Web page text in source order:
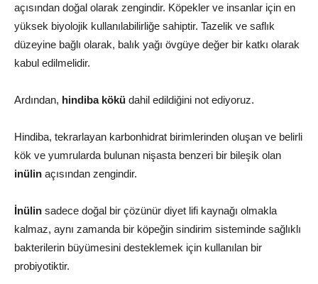
açısından doğal olarak zengindir. Köpekler ve insanlar için en
yüksek biyolojik kullanılabilirliğe sahiptir. Tazelik ve saflık
düzeyine bağlı olarak, balık yağı övgüye değer bir katkı olarak
kabul edilmelidir.
Ardından, hindiba kökü dahil edildiğini not ediyoruz.
Hindiba, tekrarlayan karbonhidrat birimlerinden oluşan ve belirli
kök ve yumrularda bulunan nişasta benzeri bir bileşik olan
inülin açısından zengindir.
İnülin sadece doğal bir çözünür diyet lifi kaynağı olmakla
kalmaz, aynı zamanda bir köpeğin sindirim sisteminde sağlıklı
bakterilerin büyümesini desteklemek için kullanılan bir
probiyotiktir.